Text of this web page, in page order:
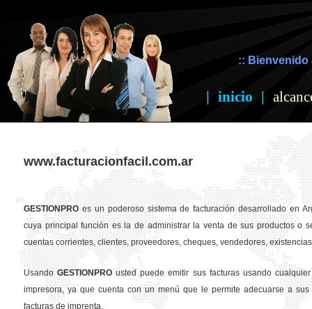
:: Bienvenido
| inicio |
www.facturacionfacil.com.ar
GESTION PRO es un poderoso sistema de facturación desarrollado en
cuya principal función es la de administrar la venta de sus productos o
cuentas corrientes, clientes, proveedores, cheques, vendedores,
Usando GESTION PRO usted puede emitir sus facturas usando
impresora, ya que cuenta con un menú que le permite adecuarse a sus
facturas de imprenta.